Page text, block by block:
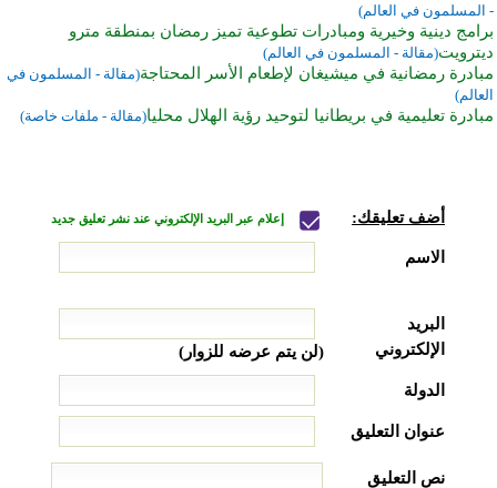
- المسلمون في العالم)
برامج دينية وخيرية ومبادرات تطوعية تميز رمضان بمنطقة مترو
ديترويت(مقالة - المسلمون في العالم)
مبادرة رمضانية في ميشيغان لإطعام الأسر المحتاجة(مقالة - المسلمون في
العالم)
مبادرة تعليمية في بريطانيا لتوحيد رؤية الهلال محليا(مقالة - ملفات خاصة)
أضف تعليقك: إعلام عبر البريد الإلكتروني عند نشر تعليق جديد
الاسم
البريد
الإلكتروني
(لن يتم عرضه للزوار)
الدولة
عنوان التعليق
نص التعليق